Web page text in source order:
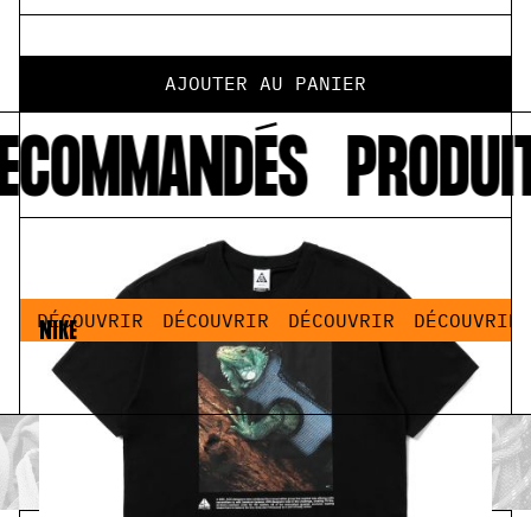
AJOUTER AU PANIER
DÉCOUVRIR DÉCOUVRIR DÉCOUVRIR DÉCOUVRIR
NIKE
ACG Dri-Fit Iguana Tee Black
55,00 €